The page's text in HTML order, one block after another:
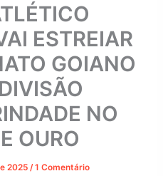
ESTREIAR
GOIANO
NO
OURO
2025 /1 Comentário